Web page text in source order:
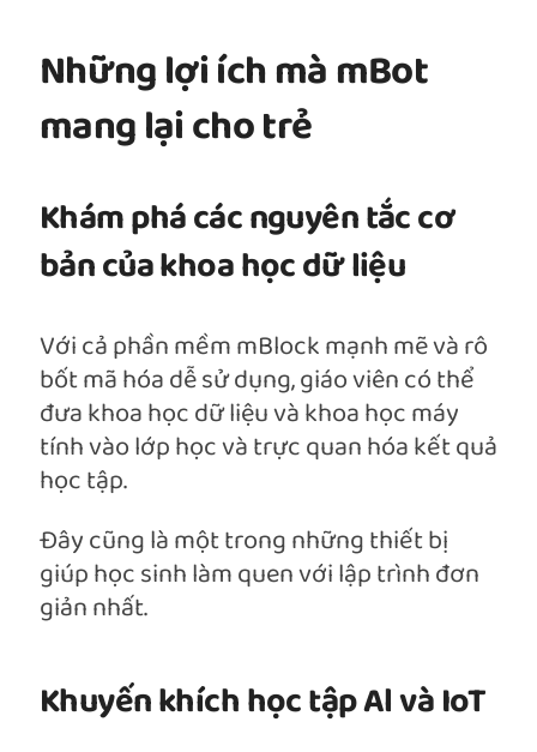
Những lợi ích mà mBot
mang lại cho trẻ
Khám phá các nguyên tắc cơ
bản của khoa học dữ liệu
Với cả phần mềm mBlock mạnh mẽ và rô
bốt mã hóa dễ sử dụng, giáo viên có thể
đưa khoa học dữ liệu và khoa học máy
tính vào lớp học và trực quan hóa kết quả
học tập.
Đây cũng là một trong những thiết bị
giúp học sinh làm quen với lập trình đơn
giản nhất.
Khuyến khích học tập Al và IoT